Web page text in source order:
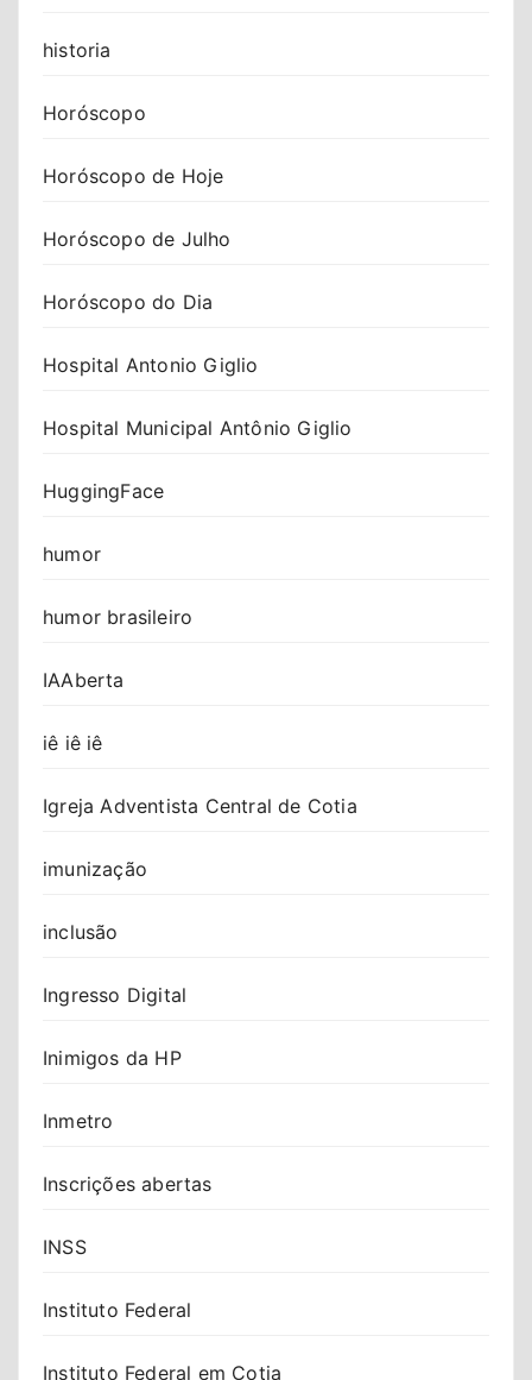
historia
Horóscopo
Horóscopo de Hoje
Horóscopo de Julho
Horóscopo do Dia
Hospital Antonio Giglio
Hospital Municipal Antônio Giglio
HuggingFace
humor
humor brasileiro
IAAberta
iê iê iê
Igreja Adventista Central de Cotia
imunização
inclusão
Ingresso Digital
Inimigos da HP
Inmetro
Inscrições abertas
INSS
Instituto Federal
Instituto Federal em Cotia